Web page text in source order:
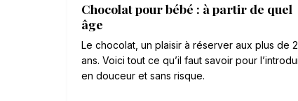
Chocolat pour bébé : à partir de quel
âge
Le chocolat, un plaisir à réserver aux plus de 2
ans. Voici tout ce qu’il faut savoir pour
en douceur et sans risque.